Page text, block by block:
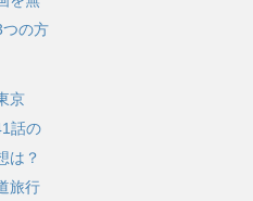
の方
京
話の
は？
旅行